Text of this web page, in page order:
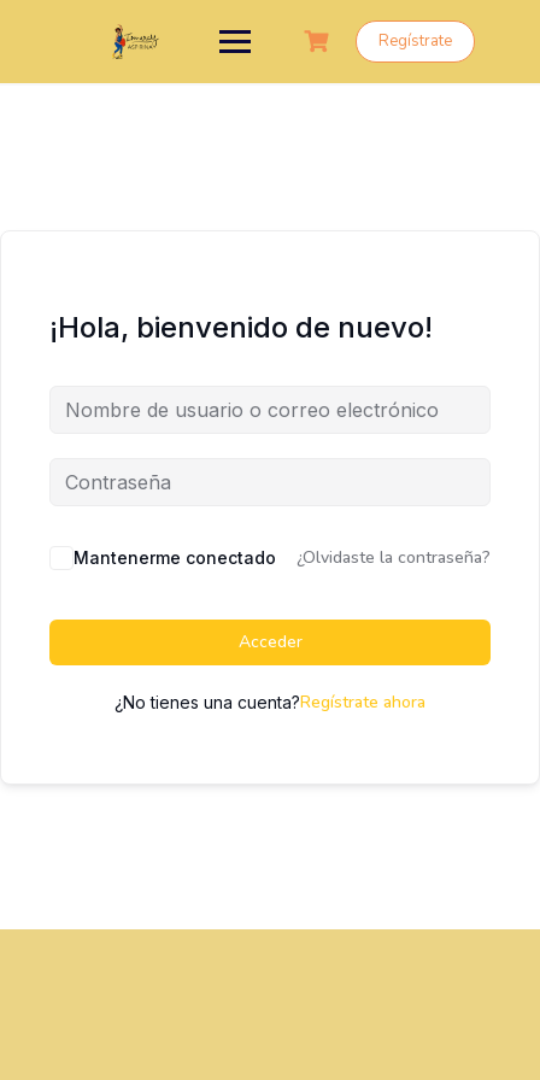
Regístrate
¡Hola, bienvenido de nuevo!
Mantenerme conectado ¿Olvidaste la contraseña?
Acceder
¿No tienes una cuenta?Regístrate ahora